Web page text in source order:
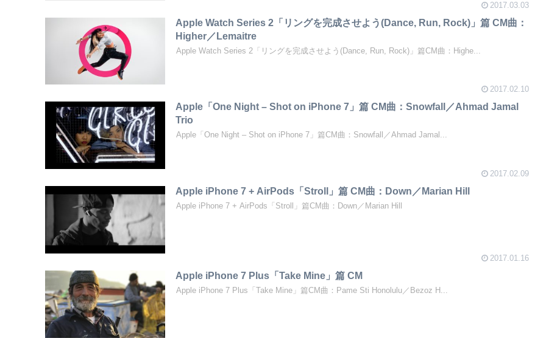
2017.03.03
Apple Watch Series 2「リングを完成させよう(Dance, Run, Rock)」篇 CM曲：
Higher／Lemaitre
Apple Watch Series 2「リングを完成させよう(Dance, Run, Rock)」篇CM曲：Highe...
2017.02.10
Apple「One Night – Shot on iPhone 7」篇 CM曲：Snowfall／Ahmad Jamal
Trio
Apple「One Night – Shot on iPhone 7」篇CM曲：Snowfall／Ahmad Jamal...
2017.02.09
Apple iPhone 7 + AirPods「Stroll」篇 CM曲：Down／Marian Hill
Apple iPhone 7 + AirPods「Stroll」篇CM曲：Down／Marian Hill
2017.01.16
Apple iPhone 7 Plus「Take Mine」篇 CM
Apple iPhone 7 Plus「Take Mine」篇CM曲：Pame Sti Honolulu／Bezoz H...